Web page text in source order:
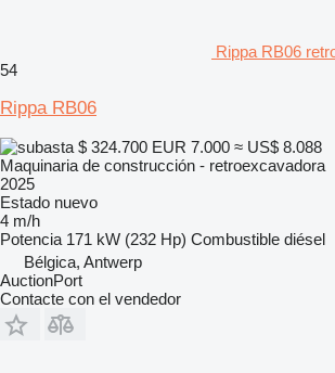
Rippa RB06
54
Rippa RB06
$ 324.700 EUR 7.000 ≈ US$ 8.088
Maquinaria de construcción - retroexcavadora
2025
Estado nuevo
4 m/h
Potencia 171 kW (232 Hp) Combustible diésel
Bélgica, Antwerp
AuctionPort
Contacte con el vendedor